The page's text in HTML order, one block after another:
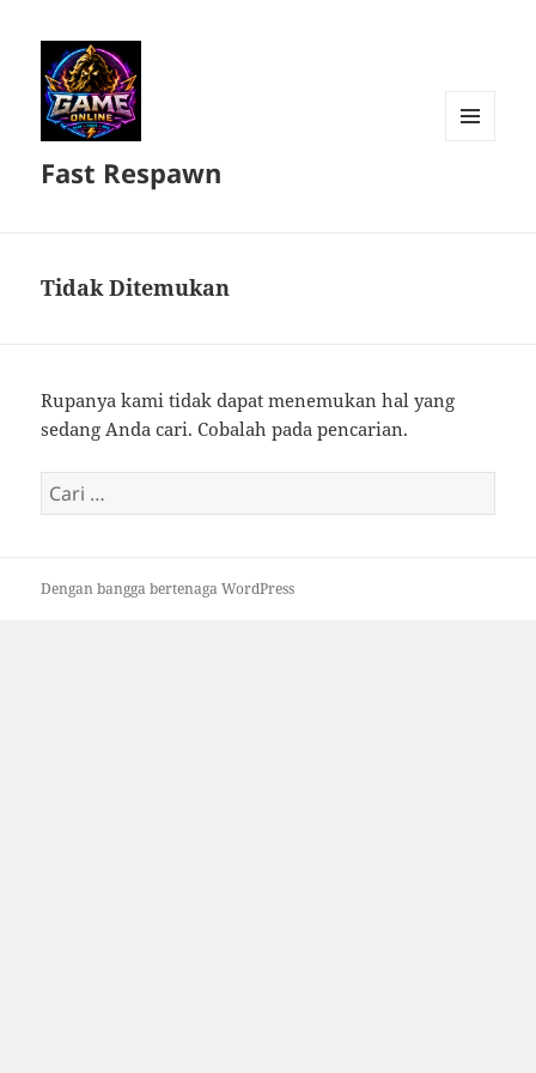
Fast Respawn
Tidak Ditemukan
Rupanya kami tidak dapat menemukan hal yang
sedang Anda cari. Cobalah pada pencarian.
Cari
untuk:
Dengan bangga bertenaga WordPress